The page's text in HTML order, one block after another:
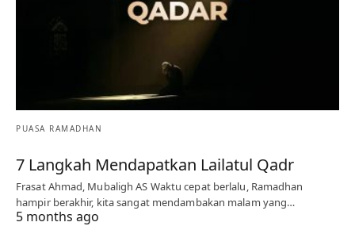
PUASA RAMADHAN
7 Langkah Mendapatkan Lailatul Qadr
Frasat Ahmad, Mubaligh AS Waktu cepat berlalu, Ramadhan
hampir berakhir, kita sangat mendambakan malam yang…
5 months ago